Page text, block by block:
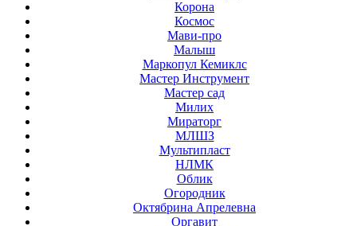
Корона
Космос
Мави-про
Малыш
Маркопул Кемиклс
Мастер Инструмент
Мастер сад
Милих
Мираторг
МЛШЗ
Мультипласт
НЛМК
Облик
Огородник
Октябрина Апрелевна
Оргавит